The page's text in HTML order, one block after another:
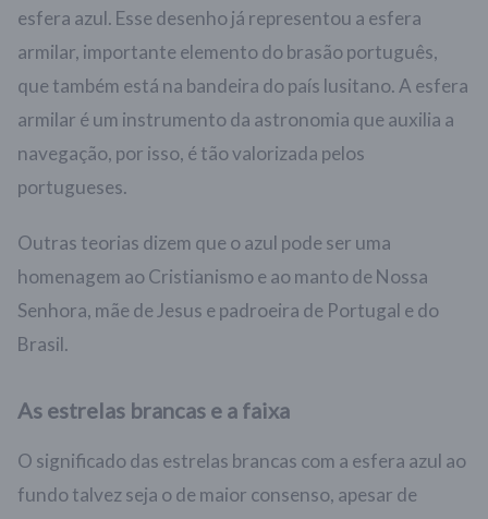
esfera azul. Esse desenho já representou a esfera
armilar, importante elemento do brasão português,
que também está na bandeira do país lusitano. A esfera
armilar é um instrumento da astronomia que auxilia a
navegação, por isso, é tão valorizada pelos
portugueses.
Outras teorias dizem que o azul pode ser uma
homenagem ao Cristianismo e ao manto de Nossa
Senhora, mãe de Jesus e padroeira de Portugal e do
Brasil.
As estrelas brancas e a faixa
O significado das estrelas brancas com a esfera azul ao
fundo talvez seja o de maior consenso, apesar de